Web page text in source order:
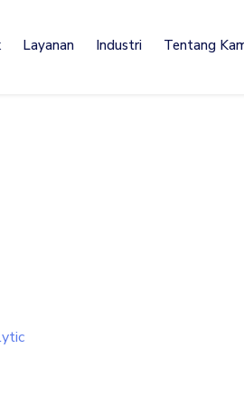
Layanan Industri Tentang